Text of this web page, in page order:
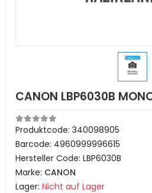
CANON LBP6030B
Produktcode: 340098905
Barcode: 4960999996615
Hersteller Code: LBP6030B
Marke: CANON
Lager: Nicht auf Lager